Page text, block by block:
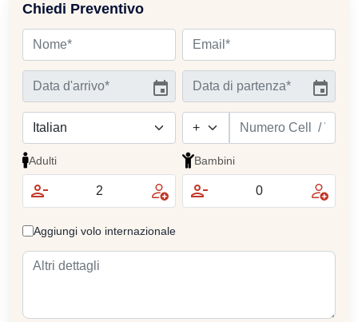
Chiedi Preventivo
Adulti Bambini
Aggiungi volo internazionale